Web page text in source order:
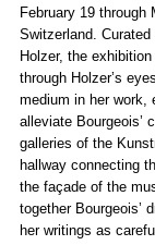
February 19 through
Switzerland.
Holzer, the
through Holzer’s
medium in her work,
alleviate Bourgeois’
galleries of the
hallway connecting
the façade of the
together Bourgeois’
her writings as